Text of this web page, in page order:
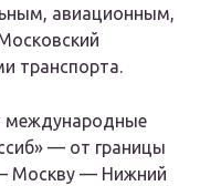
авиационным,
транспорта.
международные
— от границы
Москву — Нижний